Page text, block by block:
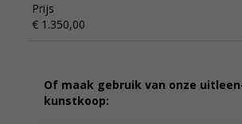
Prijs
€ 1.350,00
Of maak gebruik van onze
kunstkoop: